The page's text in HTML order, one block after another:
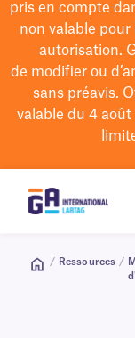
pris en compte
non valable
autorisation.
de modifierou
sans préavis.
valable du 4
/ Ressources /